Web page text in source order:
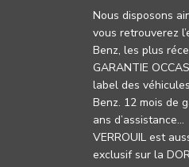
Nous disposons
vous retrouverez
Benz, les plus
GARANTIE
label des
Benz. 12 mois de
ans d’assistance…
VERROUIL est
exclusif sur la